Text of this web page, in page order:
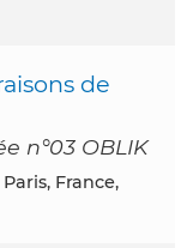
de
n°03 OBLIK